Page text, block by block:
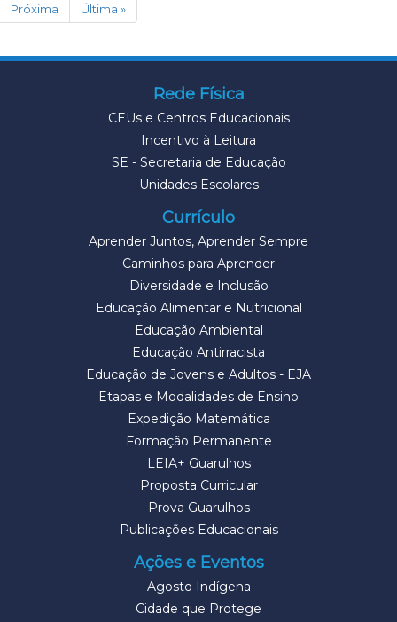
Próxima
Última »
Rede Física
CEUs e Centros Educacionais
Incentivo à Leitura
SE - Secretaria de Educação
Unidades Escolares
Currículo
Aprender Juntos, Aprender Sempre
Caminhos para Aprender
Diversidade e Inclusão
Educação Alimentar e Nutricional
Educação Ambiental
Educação Antirracista
Educação de Jovens e Adultos - EJA
Etapas e Modalidades de Ensino
Expedição Matemática
Formação Permanente
LEIA+ Guarulhos
Proposta Curricular
Prova Guarulhos
Publicações Educacionais
Ações e Eventos
Agosto Indígena
Cidade que Protege